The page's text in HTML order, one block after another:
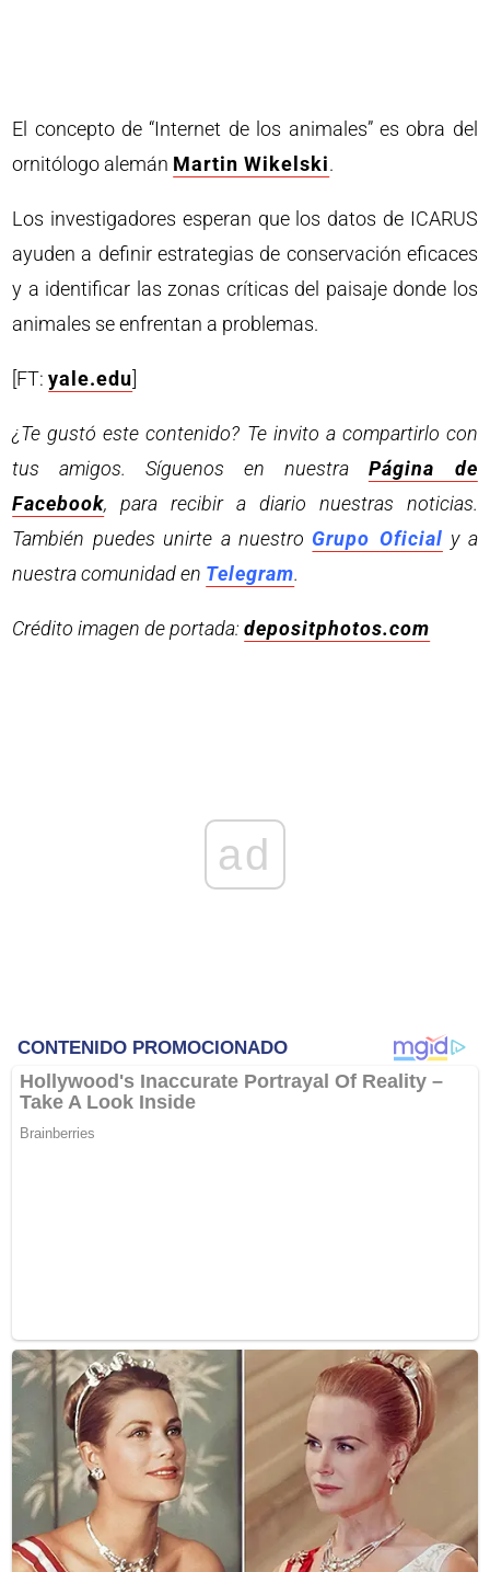
El concepto de “Internet de los animales” es obra del
ornitólogo alemán Martin Wikelski.
Los investigadores esperan que los datos de ICARUS
ayuden a definir estrategias de conservación eficaces
y a identificar las zonas críticas del paisaje donde los
animales se enfrentan a problemas.
[FT:yale.edu
¿Te gustó este contenido? Te invito a compartirlo con
tus amigos. Síguenos en nuestra Página de
Facebook, para recibir a diario nuestras noticias.
También puedes unirte a nuestro Grupo Oficial y a
nuestra comunidad en Telegram.
Crédito imagen de portada:depositphotos.com
ad